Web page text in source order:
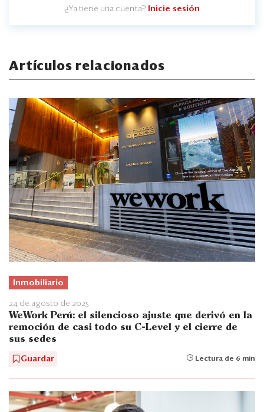
¿Ya tiene una cuenta? Inicie sesión
Artículos relacionados
Inmobiliario
24 de agosto de 2025
WeWork Perú: el silencioso ajuste que derivó en la
remoción de casi todo su C-Level y el cierre de
sus sedes
Guardar Lectura de 6 min